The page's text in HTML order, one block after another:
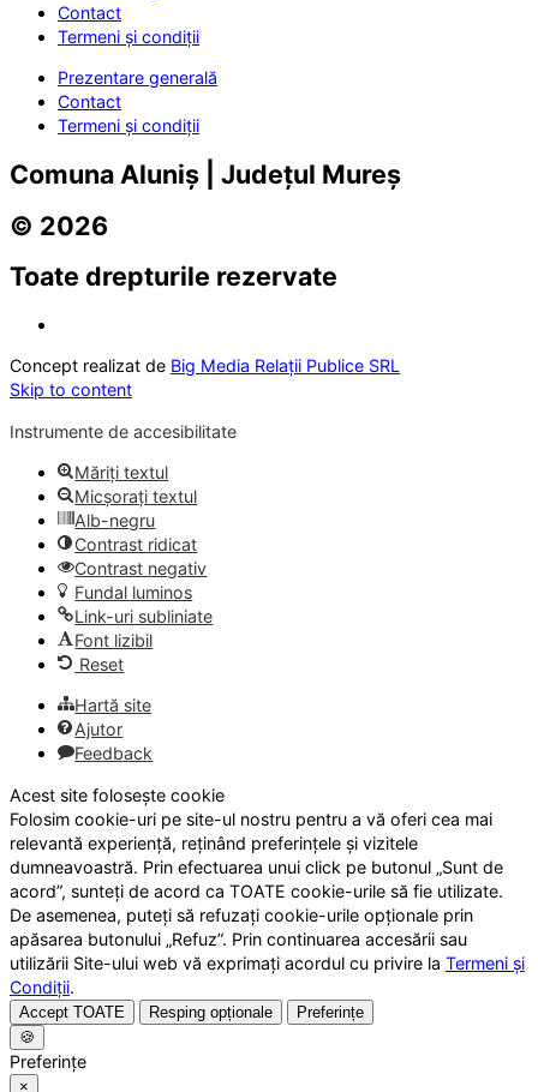
Contact
Termeni și condiții
Prezentare generală
Contact
Termeni și condiții
Comuna Aluniș | Județul Mureș
© 2026
Toate drepturile rezervate
Concept realizat de Big Media Relații Publice SRL
Skip to content
Instrumente de accesibilitate
Măriți textul
Micșorați textul
Alb-negru
Contrast ridicat
Contrast negativ
Fundal luminos
Link-uri subliniate
Font lizibil
Reset
Hartă site
Ajutor
Feedback
Acest site folosește cookie
Folosim cookie-uri pe site-ul nostru pentru a vă oferi cea mai
relevantă experiență, reținând preferințele și vizitele
dumneavoastră. Prin efectuarea unui click pe butonul „Sunt de
acord”, sunteți de acord ca TOATE cookie-urile să fie utilizate.
De asemenea, puteți să refuzați cookie-urile opționale prin
apăsarea butonului „Refuz”. Prin continuarea accesării sau
utilizării Site-ului web vă exprimați acordul cu privire la Termeni și
Condiții.
Accept TOATE Resping opționale
Preferințe
🍪
Preferințe
×